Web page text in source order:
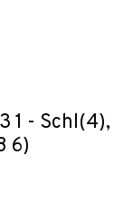
1 - Schl(4),
6)